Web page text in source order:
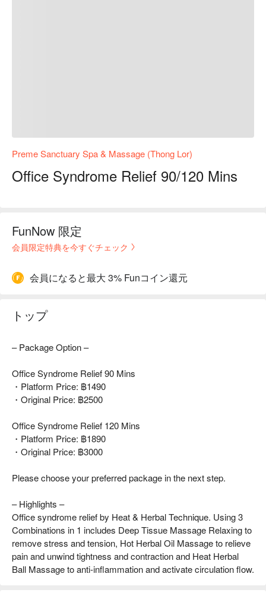
Preme Sanctuary Spa & Massage (Thong Lor)
Office Syndrome Relief 90/120 Mins
FunNow 限定
会員限定特典を今すぐチェック
会員になると最大 3% Funコイン還元
トップ
– Package Option –
Office Syndrome Relief 90 Mins
・Platform Price: ฿1490
・Original Price: ฿2500
Office Syndrome Relief 120 Mins
・Platform Price: ฿1890
・Original Price: ฿3000
Please choose your preferred package in the next step.
– Highlights –
Office syndrome relief by Heat & Herbal Technique. Using 3
Combinations in 1 includes Deep Tissue Massage Relaxing to
remove stress and tension, Hot Herbal Oil Massage to relieve
pain and unwind tightness and contraction and Heat Herbal
Ball Massage to anti-inflammation and activate circulation flow.